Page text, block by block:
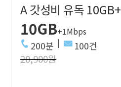
A 갓성비 유독 10GB+
10GB+1Mbps
200분 100건
20,900원